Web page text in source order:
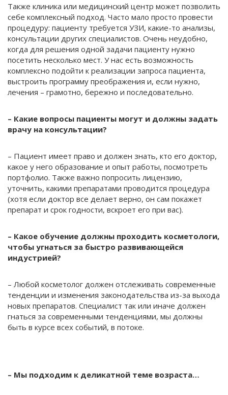
Также клиника или медицинский центр может позволить
себе комплексный подход. Часто мало просто провести
процедуру: пациенту требуется УЗИ, какие-то анализы,
консультации других специалистов. Очень неудобно,
когда для решения одной задачи пациенту нужно
посетить несколько мест. У нас есть возможность
комплексно подойти к реализации запроса пациента,
выстроить программу преображения и, если нужно,
лечения – грамотно, бережно и последовательно.
– Какие вопросы пациенты могут и должны задать
врачу на консультации?
– Пациент имеет право и должен знать, кто его доктор,
какое у него образование и опыт работы, посмотреть
портфолио. Также важно попросить лицензию,
уточнить, какими препаратами проводится процедура
(хотя если доктор все делает верно, он сам покажет
препарат и срок годности, вскроет его при вас).
– Какое обучение должны проходить косметологи,
чтобы угнаться за быстро развивающейся
индустрией?
– Любой косметолог должен отслеживать современные
тенденции и изменения законодательства из-за выхода
новых препаратов. Специалист так или иначе должен
гнаться за современными тенденциями, мы должны
быть в курсе всех событий, в потоке.
– Мы подходим к деликатной теме возраста…